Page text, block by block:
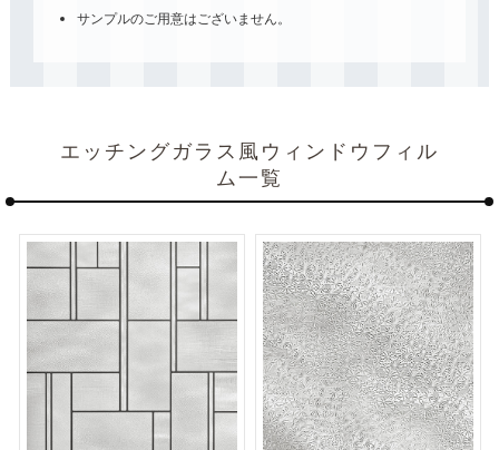
サンプルのご用意はございません。
エッチングガラス風ウィンドウフィル
ム一覧